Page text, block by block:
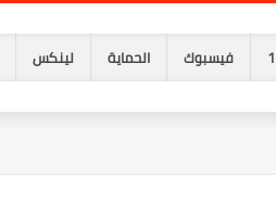
فيسبوك الحماية لينكس